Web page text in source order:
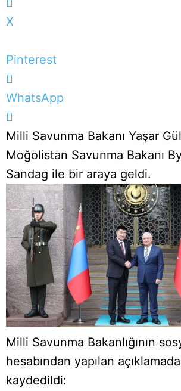
X
Pinterest
WhatsApp
Milli Savunma Bakanı Yaşar
Moğolistan Savunma Bakanı
Sandag ile bir araya geldi.
Milli Savunma Bakanlığının
hesabından yapılan
kaydedildi: